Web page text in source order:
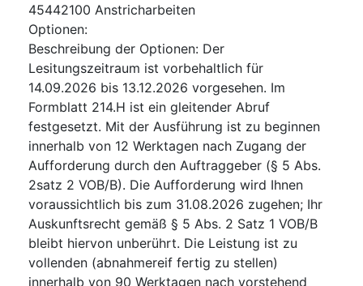
45442100 Anstricharbeiten
Optionen:
Beschreibung der Optionen: Der
Lesitungszeitraum ist vorbehaltlich für
14.09.2026 bis 13.12.2026 vorgesehen. Im
Formblatt 214.H ist ein gleitender Abruf
festgesetzt. Mit der Ausführung ist zu beginnen
innerhalb von 12 Werktagen nach Zugang der
Aufforderung durch den Auftraggeber (§ 5 Abs.
2satz 2 VOB/B). Die Aufforderung wird Ihnen
voraussichtlich bis zum 31.08.2026 zugehen; Ihr
Auskunftsrecht gemäß § 5 Abs. 2 Satz 1 VOB/B
bleibt hiervon unberührt. Die Leistung ist zu
vollenden (abnahmereif fertig zu stellen)
innerhalb von 90 Werktagen nach vorstehend